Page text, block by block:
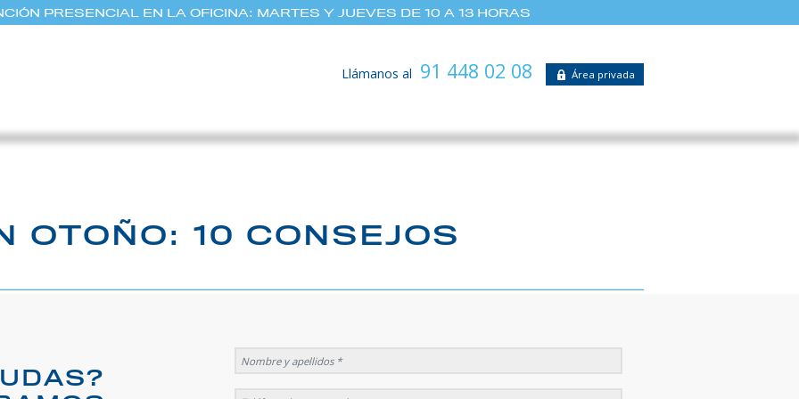
PRESENCIAL EN LA OFICINA: MARTES Y JUEVES DE 10 A 13 HORAS
Llámanos al 91 448 02 08 Área privada
OTOÑO: 10 CONSEJOS